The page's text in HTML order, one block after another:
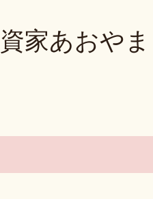
家あおやま